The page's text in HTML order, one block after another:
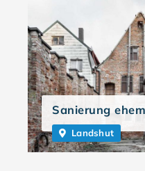
Sanierung
Landshut